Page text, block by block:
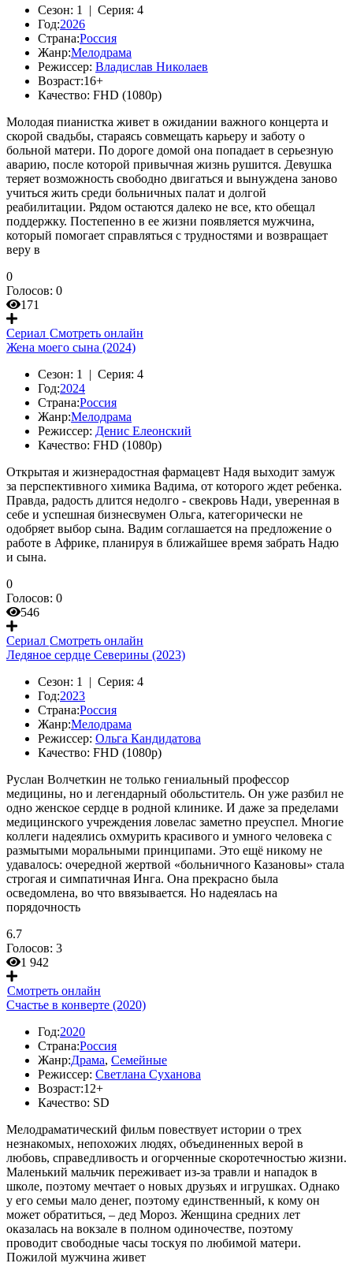
Сезон: 1 | Серия: 4
Год:2026
Страна:Россия
Жанр:Мелодрама
Режиссер: Владислав Николаев
Возраст:16+
Качество: FHD (1080p)
Молодая пианистка живет в ожидании важного концерта и
скорой свадьбы, стараясь совмещать карьеру и заботу о
больной матери. По дороге домой она попадает в серьезную
аварию, после которой привычная жизнь рушится. Девушка
теряет возможность свободно двигаться и вынуждена заново
учиться жить среди больничных палат и долгой
реабилитации. Рядом остаются далеко не все, кто обещал
поддержку. Постепенно в ее жизни появляется мужчина,
который помогает справляться с трудностями и возвращает
веру в
0
Голосов: 0
171
Сериал Смотреть онлайн
Жена моего сына (2024)
Сезон: 1 | Серия: 4
Год:2024
Страна:Россия
Жанр:Мелодрама
Режиссер: Денис Елеонский
Качество: FHD (1080p)
Открытая и жизнерадостная фармацевт Надя выходит замуж
за перспективного химика Вадима, от которого ждет ребенка.
Правда, радость длится недолго - свекровь Нади, уверенная в
себе и успешная бизнесвумен Ольга, категорически не
одобряет выбор сына. Вадим соглашается на предложение о
работе в Африке, планируя в ближайшее время забрать Надю
и сына.
0
Голосов: 0
546
Сериал Смотреть онлайн
Ледяное сердце Северины (2023)
Сезон: 1 | Серия: 4
Год:2023
Страна:Россия
Жанр:Мелодрама
Режиссер: Ольга Кандидатова
Качество: FHD (1080p)
Руслан Волчеткин не только гениальный профессор
медицины, но и легендарный обольститель. Он уже разбил не
одно женское сердце в родной клинике. И даже за пределами
медицинского учреждения ловелас заметно преуспел. Многие
коллеги надеялись охмурить красивого и умного человека с
размытыми моральными принципами. Это ещё никому не
удавалось: очередной жертвой «больничного Казановы» стала
строгая и симпатичная Инга. Она прекрасно была
осведомлена, во что ввязывается. Но надеялась на
порядочность
6.7
Голосов: 3
1 942
Смотреть онлайн
Счастье в конверте (2020)
Год:2020
Страна:Россия
Жанр:Драма, Семейные
Режиссер: Светлана Суханова
Возраст:12+
Качество: SD
Мелодраматический фильм повествует истории о трех
незнакомых, непохожих людях, объединенных верой в
любовь, справедливость и огорченные скоротечностью жизни.
Маленький мальчик переживает из-за травли и нападок в
школе, поэтому мечтает о новых друзьях и игрушках. Однако
у его семьи мало денег, поэтому единственный, к кому он
может обратиться, – дед Мороз. Женщина средних лет
оказалась на вокзале в полном одиночестве, поэтому
проводит свободные часы тоскуя по любимой матери.
Пожилой мужчина живет